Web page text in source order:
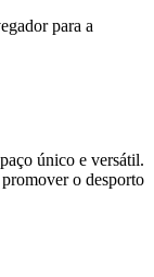
para a
único e versátil.
o desporto